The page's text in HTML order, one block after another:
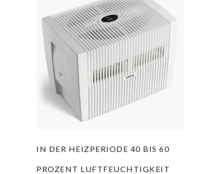
IN DER HEIZPERIODE 40 BIS 60
PROZENT LUFTFEUCHTIGKEIT